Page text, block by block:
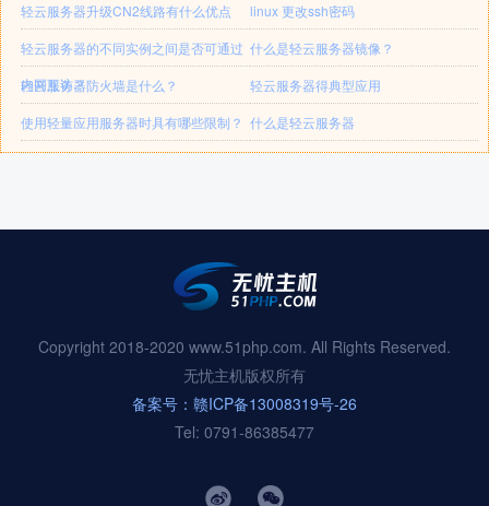
轻云服务器升级CN2线路有什么优点
linux 更改ssh密码
轻云服务器的不同实例之间是否可通过
内网互访？
什么是轻云服务器镜像？
轻云服务器防火墙是什么？
轻云服务器得典型应用
使用轻量应用服务器时具有哪些限制？ 什么是轻云服务器
Copyright 2018-2020 www.51php.com. All Rights Reserved.
无忧主机版权所有
备案号：赣ICP备13008319号-26
Tel: 0791-86385477